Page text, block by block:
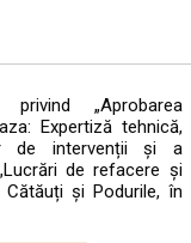
„Aprobarea
Expertiză tehnică,
de intervenții și a
de refacere și
și Podurile, în